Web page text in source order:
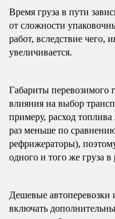
Время груза в пути
от сложности
работ, вследствие чего,
увеличивается.
Габариты перевозимого
влияния на выбор
примеру, расход
раз меньше по
рефрижераторы),
одного и того же груза
Дешевые автоперевозки
включать